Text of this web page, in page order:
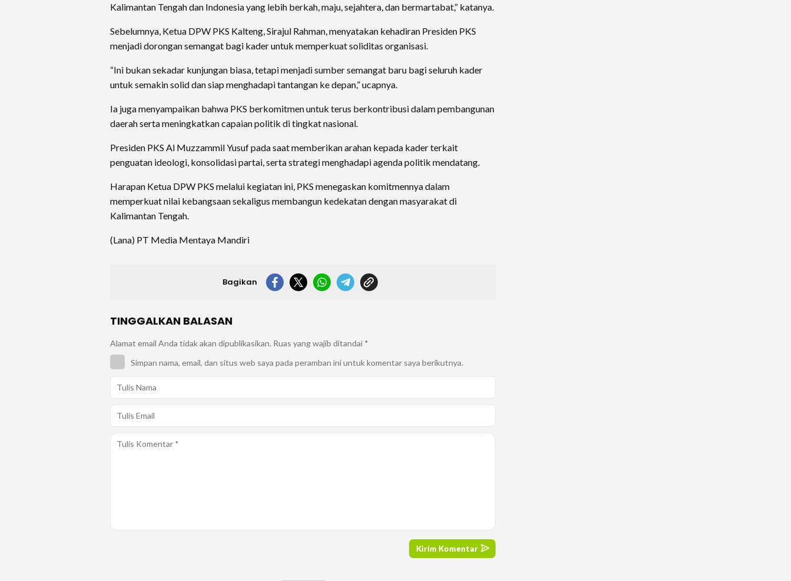
Kalimantan Tengah dan Indonesia yang lebih berkah, maju, sejahtera, dan bermartabat,” katanya.
Sebelumnya, Ketua DPW PKS Kalteng, Sirajul Rahman, menyatakan kehadiran Presiden PKS
menjadi dorongan semangat bagi kader untuk memperkuat soliditas organisasi.
“Ini bukan sekadar kunjungan biasa, tetapi menjadi sumber semangat baru bagi seluruh kader
untuk semakin solid dan siap menghadapi tantangan ke depan,” ucapnya.
Ia juga menyampaikan bahwa PKS berkomitmen untuk terus berkontribusi dalam pembangunan
daerah serta meningkatkan capaian politik di tingkat nasional.
Presiden PKS Al Muzzammil Yusuf pada saat memberikan arahan kepada kader terkait
penguatan ideologi, konsolidasi partai, serta strategi menghadapi agenda politik mendatang.
Harapan Ketua DPW PKS melalui kegiatan ini, PKS menegaskan komitmennya dalam
memperkuat nilai kebangsaan sekaligus membangun kedekatan dengan masyarakat di
Kalimantan Tengah.
(Lana) PT Media Mentaya Mandiri
Bagikan
TINGGALKAN BALASAN
Alamat email Anda tidak akan dipublikasikan. Ruas yang wajib ditandai *
Simpan nama, email, dan situs web saya pada peramban ini untuk komentar saya berikutnya.